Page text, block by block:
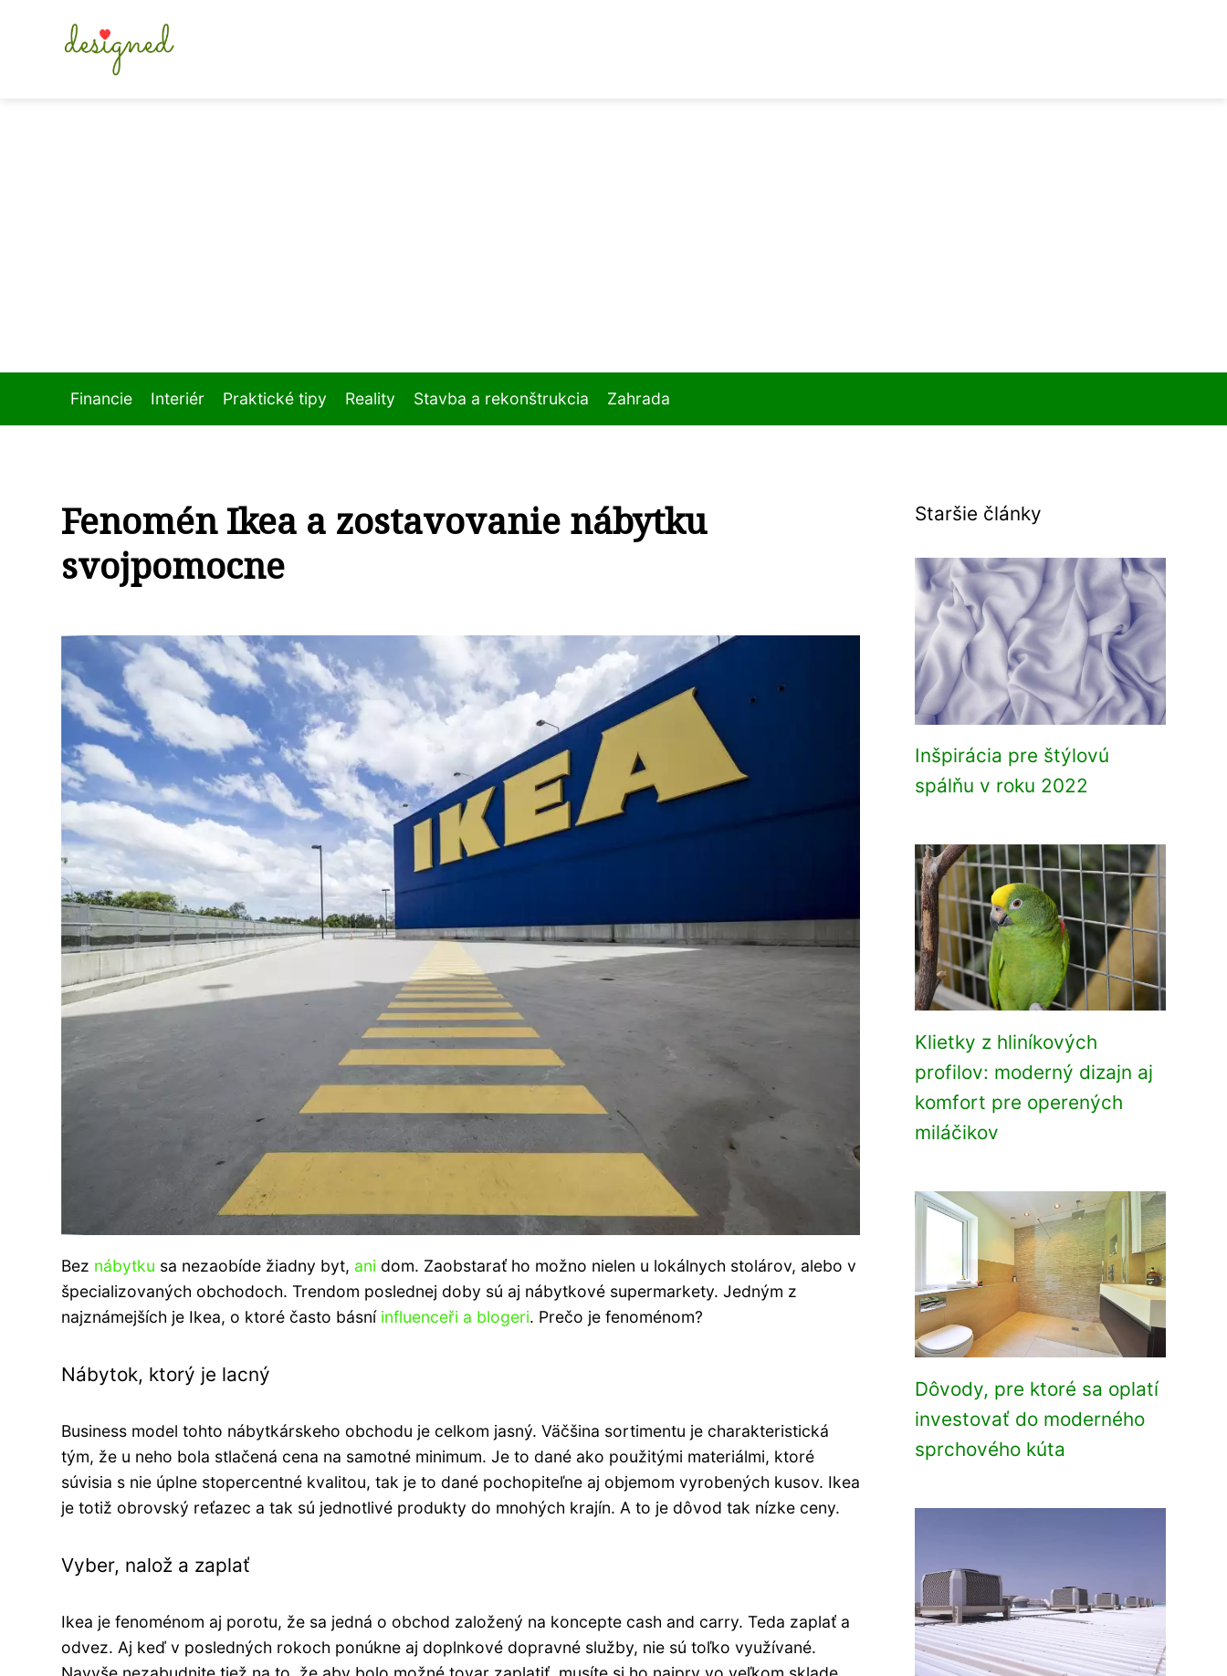
Financie Interiér Praktické tipy Reality Stavba a rekonštrukcia Zahrada
Fenomén Ikea a zostavovanie nábytku
svojpomocne
Bez nábytku sa nezaobíde žiadny byt, ani dom. Zaobstarať ho možno nielen u lokálnych stolárov, alebo v
špecializovaných obchodoch. Trendom poslednej doby sú aj nábytkové supermarkety. Jedným z
najznámejších je Ikea, o ktoré často básní influenceři a blogeri. Prečo je fenoménom?
Nábytok, ktorý je lacný
Business model tohto nábytkárskeho obchodu je celkom jasný. Väčšina sortimentu je charakteristická
tým, že u neho bola stlačená cena na samotné minimum. Je to dané ako použitými materiálmi, ktoré
súvisia s nie úplne stopercentné kvalitou, tak je to dané pochopiteľne aj objemom vyrobených kusov. Ikea
je totiž obrovský reťazec a tak sú jednotlivé produkty do mnohých krajín. A to je dôvod tak nízke ceny.
Vyber, nalož a ​​zaplať
Ikea je fenoménom aj porotu, že sa jedná o obchod založený na koncepte cash and carry. Teda zaplať a
odvez. Aj keď v posledných rokoch ponúkne aj doplnkové dopravné služby, nie sú toľko využívané.
Staršie články
Inšpirácia pre štýlovú
spálňu v roku 2022
Klietky z hliníkových
profilov: moderný dizajn aj
komfort pre operených
miláčikov
Dôvody, pre ktoré sa oplatí
investovať do moderného
sprchového kúta